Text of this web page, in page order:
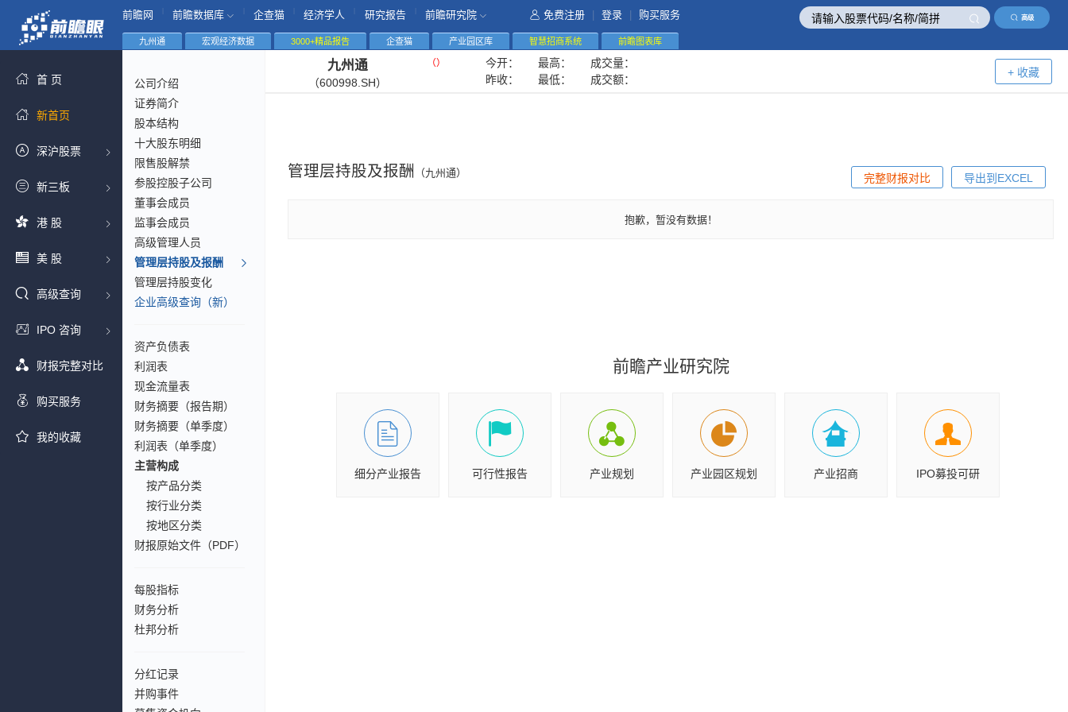
高级
前瞻网 前瞻数据库 企查猫 经济学人 研究报告 前瞻研究院 免费注册 登录 购买服务
首 页
新首页
深沪股票
新三板
港 股
美 股
高级查询
IPO 咨询
财报完整对比
购买服务
我的收藏
九州通 宏观经济数据 3000+精品报告 企查猫 产业园区库 智慧招商系统 前瞻图表库
公司介绍
证券简介
股本结构
十大股东明细
限售股解禁
参股控股子公司
董事会成员
监事会成员
高级管理人员
管理层持股及报酬
管理层持股变化
企业高级查询（新）
资产负债表
利润表
现金流量表
财务摘要（报告期）
财务摘要（单季度）
利润表（单季度）
主营构成
按产品分类
按行业分类
按地区分类
财报原始文件（PDF）
每股指标
财务分析
杜邦分析
分红记录
并购事件
九州通
（600998.SH）
（） 今开： 最高：
成交量：
昨收：
最低： 成交额：
+ 收藏
管理层持股及报酬 （九州通） 导出到EXCEL
完整财报对比
抱歉，暂没有数据！
前瞻产业研究院
细分产业报告 可行性报告 产业规划 产业园区规划 产业招商 IPO募投可研